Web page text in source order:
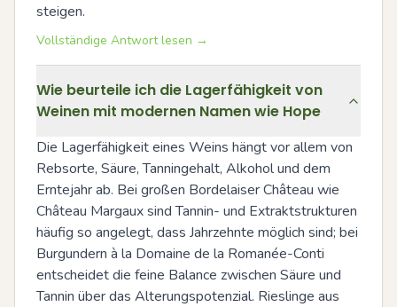
steigen.
Vollständige Antwort lesen →
Wie beurteile ich die Lagerfähigkeit von
Weinen mit modernen Namen wie Hope
Die Lagerfähigkeit eines Weins hängt vor allem von
Rebsorte, Säure, Tanningehalt, Alkohol und dem
Erntejahr ab. Bei großen Bordelaiser Château wie
Château Margaux sind Tannin- und Extraktstrukturen
häufig so angelegt, dass Jahrzehnte möglich sind; bei
Burgundern à la Domaine de la Romanée-Conti
entscheidet die feine Balance zwischen Säure und
Tannin über das Alterungspotenzial. Rieslinge aus